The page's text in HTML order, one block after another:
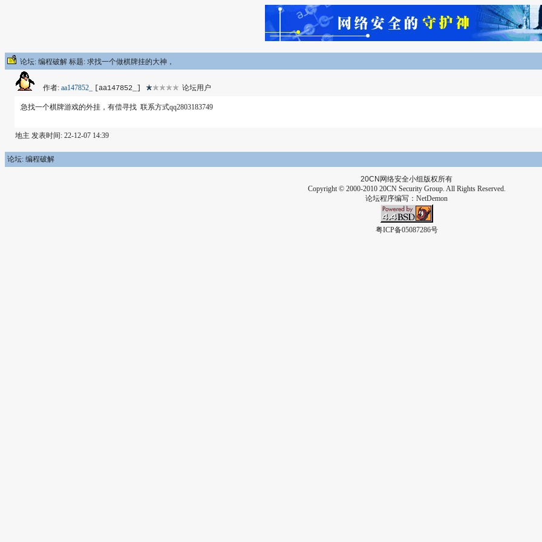
论坛: 编程破解 标题: 求找一个做棋牌挂的大神，
作者: aa147852_ [aa147852_] 论坛用户
急找一个棋牌游戏的外挂，有偿寻找 联系方式qq2803183749
地主 发表时间: 22-12-07 14:39
论坛: 编程破解
20CN 网络安全小组版权所有
Copyright © 2000-2010 20CN Security Group. All Rights Reserved.
论坛程序编写： NetDemon
粤ICP备05087286号